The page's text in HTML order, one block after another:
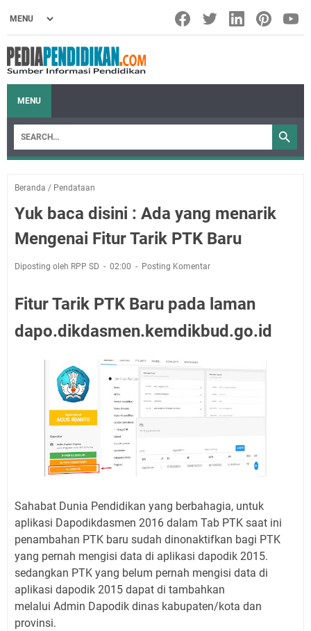
MENU
Beranda / Pendataan
Yuk baca disini : Ada yang menarik
Mengenai Fitur Tarik PTK Baru
Diposting oleh RPP SD 02:00 Posting Komentar
Fitur Tarik PTK Baru pada laman
dapo.dikdasmen.kemdikbud.go.id
Sahabat Dunia Pendidikan yang berbahagia, untuk
aplikasi Dapodikdasmen 2016 dalam Tab PTK saat ini
penambahan PTK baru sudah dinonaktifkan bagi PTK
yang pernah mengisi data di aplikasi dapodik 2015.
sedangkan PTK yang belum pernah mengisi data di
aplikasi dapodik 2015 dapat di tambahkan
melalui Admin Dapodik dinas kabupaten/kota dan
provinsi.